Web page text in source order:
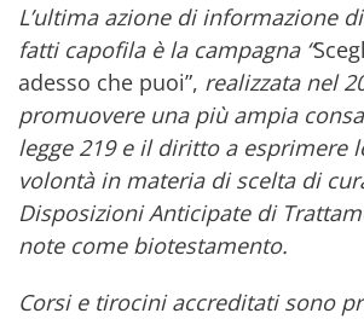
L’ultima azione di informazione
fatti capofila è la campagna “
adesso che puoi”, realizzata nel
promuovere una più ampia
legge 219 e il diritto a esprimere
volontà in materia di scelta di
Disposizioni Anticipate di
note come biotestamento.
Corsi e tirocini accreditati sono